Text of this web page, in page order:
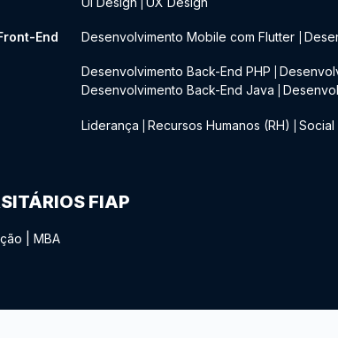
End Desenvolvimento Mobile com Flutter
Desenvolvimento Back-End PHP
Desenvolvimento Back-End Java
Liderança Recursos Humanos (RH) Social
FIAP
MBA